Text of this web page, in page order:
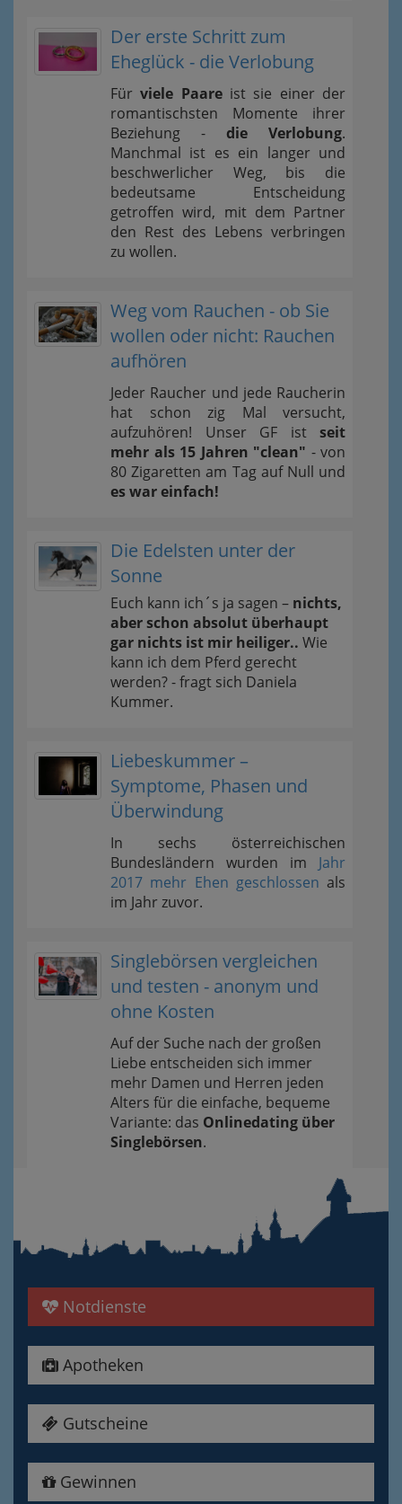
Der erste Schritt zum
Eheglück - die Verlobung
Fürviele Paareist sie einer der
romantischsten Momente ihrer
Beziehung - die Verlobung.
Manchmal ist es ein langer und
beschwerlicher Weg, bis die
bedeutsame Entscheidung
getroffen wird, mit dem Partner
den Rest des Lebens verbringen
zu wollen.
Weg vom Rauchen - ob Sie
wollen oder nicht: Rauchen
aufhören
Jeder Raucher und jede Raucherin
hat schon zig Mal versucht,
aufzuhören! Unser GF ist seit
mehr als 15 Jahren "clean" - von
80 Zigaretten am Tag auf Null und
es war einfach!
Die Edelsten unter der
Sonne
Euch kann ich´s ja sagen – nichts,
aber schon absolut überhaupt
gar nichts ist mir heiliger.. Wie
kann ich dem Pferd gerecht
werden? - fragt sich Daniela
Kummer.
Liebeskummer –
Symptome, Phasen und
Überwindung
In sechs österreichischen
Bundesländern wurden im Jahr
2017 mehr Ehen geschlossen als
im Jahr zuvor.
Singlebörsen vergleichen
und testen - anonym und
ohne Kosten
Auf der Suche nach der großen
Liebe entscheiden sich immer
mehr Damen und Herren jeden
Alters für die einfache, bequeme
Variante: das Onlinedating über
Singlebörsen.
Notdienste
Apotheken
Gutscheine
Gewinnen